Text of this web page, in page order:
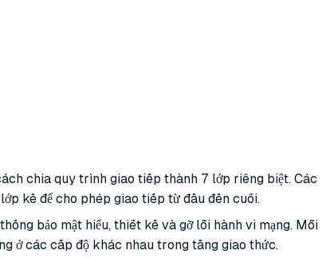
chia quy trình giao tiếp thành 7 lớp riêng biệt. Các
kề để cho phép giao tiếp từ đầu đến cuối.
bảo mật hiểu, thiết kế và gỡ lỗi hành vi mạng. Mỗi
ở các cấp độ khác nhau trong tầng giao thức.